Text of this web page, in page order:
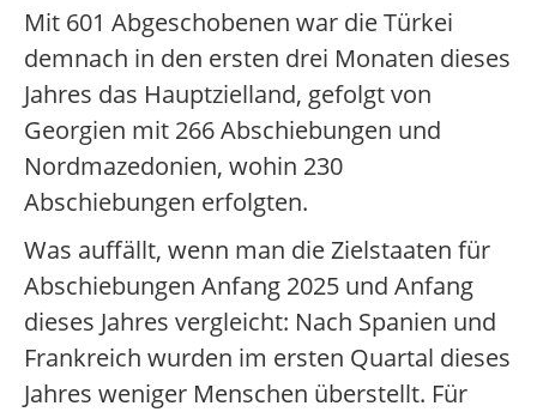
Mit 601 Abgeschobenen war die Türkei
demnach in den ersten drei Monaten dieses
Jahres das Hauptzielland, gefolgt von
Georgien mit 266 Abschiebungen und
Nordmazedonien, wohin 230
Abschiebungen erfolgten.
Was auffällt, wenn man die Zielstaaten für
Abschiebungen Anfang 2025 und Anfang
dieses Jahres vergleicht: Nach Spanien und
Frankreich wurden im ersten Quartal dieses
Jahres weniger Menschen überstellt. Für